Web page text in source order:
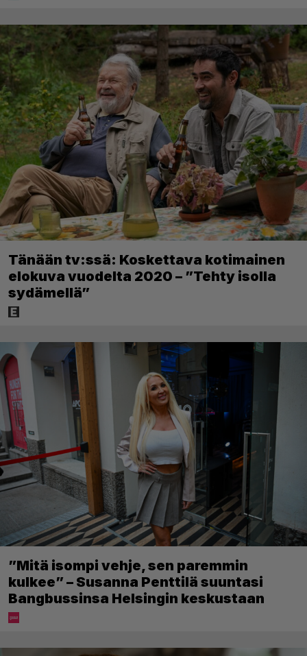
Tänään tv:ssä: Koskettava kotimainen
elokuva vuodelta 2020 – ”Tehty isolla
sydämellä”
”Mitä isompi vehje, sen paremmin
kulkee” – Susanna Penttilä suuntasi
Bangbussinsa Helsingin keskustaan